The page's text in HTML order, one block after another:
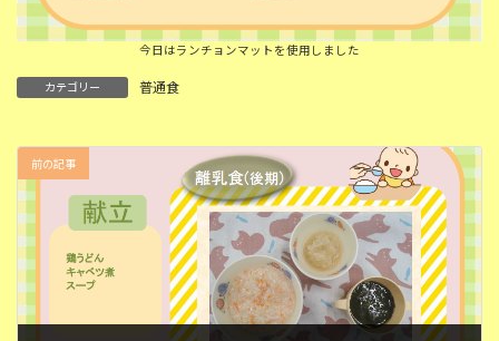
今日はランチョンマットを使用しました
カテゴリー 普通食
前の記事